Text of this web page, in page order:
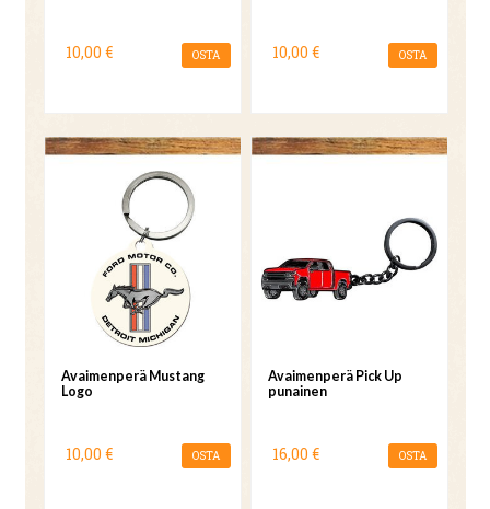
10,00 € OSTA 10,00 € OSTA
Avaimenperä Mustang
Logo
10,00 € OSTA
Avaimenperä Pick Up
punainen
16,00 € OSTA